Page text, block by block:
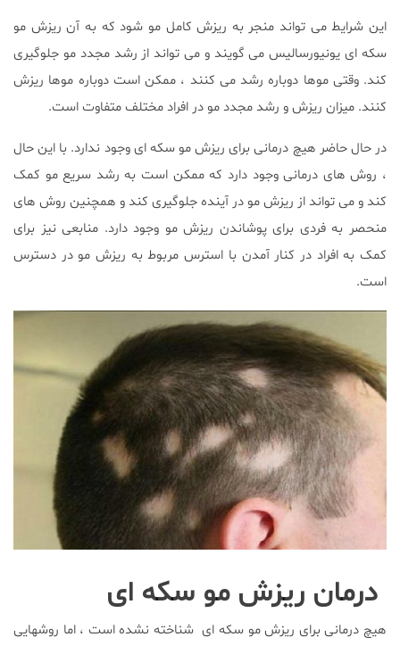
این شرایط می تواند منجر به ریزش کامل مو شود که به آن ریزش مو
سکه ای یونیورسالیس می گویند و می تواند از رشد مجدد مو جلوگیری
کند. وقتی موها دوباره رشد می کنند ، ممکن است دوباره موها ریزش
کنند. میزان ریزش و رشد مجدد مو در افراد مختلف متفاوت است.
در حال حاضر هیچ درمانی برای ریزش مو سکه ای وجود ندارد. با این حال
، روش های درمانی وجود دارد که ممکن است به رشد سریع مو کمک
کند و می تواند از ریزش مو در آینده جلوگیری کند و همچنین روش های
منحصر به فردی برای پوشاندن ریزش مو وجود دارد. منابعی نیز برای
کمک به افراد در کنار آمدن با استرس مربوط به ریزش مو در دسترس
است.
درمان ریزش مو سکه ای
هیچ درمانی برای ریزش مو سکه ای شناخته نشده است ، اما روشهایی